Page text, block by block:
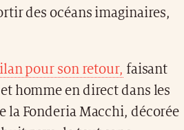
des océans imaginaires,
pour son retour, faisant
homme en direct dans les
la Fonderia Macchi, décorée